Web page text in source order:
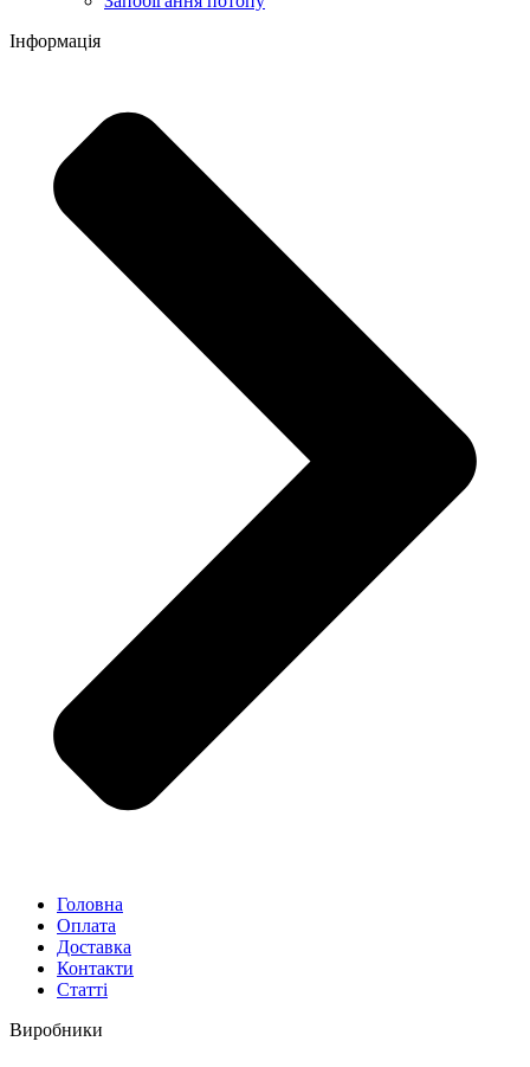
Інформація
Головна
Оплата
Доставка
Контакти
Статті
Виробники